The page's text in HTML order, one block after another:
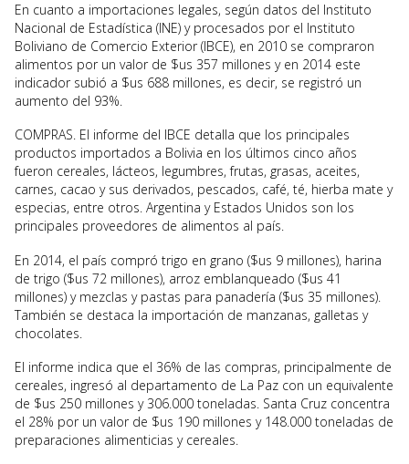
En cuanto a importaciones legales, según datos del Instituto
Nacional de Estadística (INE) y procesados por el Instituto
Boliviano de Comercio Exterior (IBCE), en 2010 se compraron
alimentos por un valor de $us 357 millones y en 2014 este
indicador subió a $us 688 millones, es decir, se registró un
aumento del 93%.
COMPRAS. El informe del IBCE detalla que los principales
productos importados a Bolivia en los últimos cinco años
fueron cereales, lácteos, legumbres, frutas, grasas, aceites,
carnes, cacao y sus derivados, pescados, café, té, hierba mate y
especias, entre otros. Argentina y Estados Unidos son los
principales proveedores de alimentos al país.
En 2014, el país compró trigo en grano ($us 9 millones), harina
de trigo ($us 72 millones), arroz emblanqueado ($us 41
millones) y mezclas y pastas para panadería ($us 35 millones).
También se destaca la importación de manzanas, galletas y
chocolates.
El informe indica que el 36% de las compras, principalmente de
cereales, ingresó al departamento de La Paz con un equivalente
de $us 250 millones y 306.000 toneladas. Santa Cruz concentra
el 28% por un valor de $us 190 millones y 148.000 toneladas de
preparaciones alimenticias y cereales.